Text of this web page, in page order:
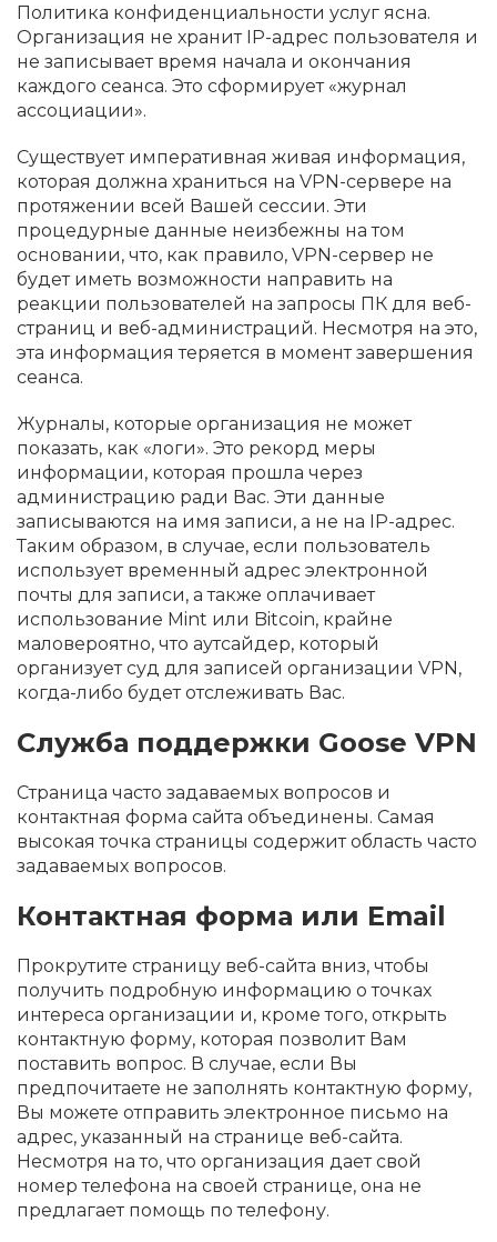
Политика конфиденциальности услуг ясна.
Организация не хранит IP-адрес пользователя и
не записывает время начала и окончания
каждого сеанса. Это сформирует «журнал
ассоциации».
Существует императивная живая информация,
которая должна храниться на VPN-сервере на
протяжении всей Вашей сессии. Эти
процедурные данные неизбежны на том
основании, что, как правило, VPN-сервер не
будет иметь возможности направить на
реакции пользователей на запросы ПК для веб-
страниц и веб-администраций. Несмотря на это,
эта информация теряется в момент завершения
сеанса.
Журналы, которые организация не может
показать, как «логи». Это рекорд меры
информации, которая прошла через
администрацию ради Вас. Эти данные
записываются на имя записи, а не на IP-адрес.
Таким образом, в случае, если пользователь
использует временный адрес электронной
почты для записи, а также оплачивает
использование Mint или Bitcoin, крайне
маловероятно, что аутсайдер, который
организует суд для записей организации VPN,
когда-либо будет отслеживать Вас.
Служба поддержки Goose VPN
Страница часто задаваемых вопросов и
контактная форма сайта объединены. Самая
высокая точка страницы содержит область часто
задаваемых вопросов.
Контактная форма или Email
Прокрутите страницу веб-сайта вниз, чтобы
получить подробную информацию о точках
интереса организации и, кроме того, открыть
контактную форму, которая позволит Вам
поставить вопрос. В случае, если Вы
предпочитаете не заполнять контактную форму,
Вы можете отправить электронное письмо на
адрес, указанный на странице веб-сайта.
Несмотря на то, что организация дает свой
номер телефона на своей странице, она не
предлагает помощь по телефону.